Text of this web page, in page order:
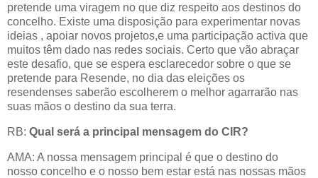
pretende uma viragem no que diz respeito aos destinos do
concelho. Existe uma disposição para experimentar novas
ideias , apoiar novos projetos,e uma participação activa que
muitos têm dado nas redes sociais. Certo que vão abraçar
este desafio, que se espera esclarecedor sobre o que se
pretende para Resende, no dia das eleições os
resendenses saberão escolherem o melhor agarrarão nas
suas mãos o destino da sua terra.
RB: Qual será a principal mensagem do CIR?
AMA: A nossa mensagem principal é que o destino do
nosso concelho e o nosso bem estar está nas nossas mãos